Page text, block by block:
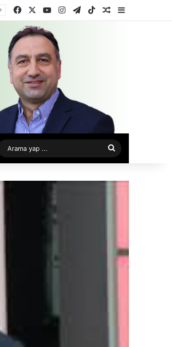
FacebookYouTubeInstagram
TelegramTikTokRastgele Makale
Kenar
Arama
yap
...